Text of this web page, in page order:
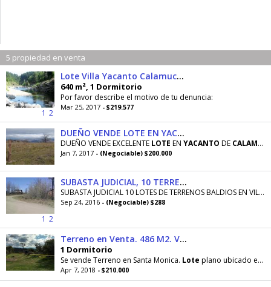
5 propiedad en venta
1 2
Lote Villa Yacanto Calamuchita
640 m², 1 Dormitorio
Por favor describe el motivo de tu denuncia:
Mar 25, 2017 - $219.577
DUEÑO VENDE LOTE EN YACANTO CALAMUCHITA
DUEÑO VENDE EXCELENTE LOTE EN YACANTO DE CALAMUCHITA
Jan 7, 2017 - (Negociable) $200.000
1 2
SUBASTA JUDICIAL, 10 TERRENOS EN VILLA YACANTO, 1 TERRENO VILLA RUMIPAL CALAMUCHITA
SUBASTA JUDICIAL 10 LOTES DE TERRENOS BALDIOS EN VILLA
Sep 24, 2016 - (Negociable) $288
Terreno en Venta. 486 M2. Venta de terreno en Santa Rosa
1 Dormitorio
Se vende Terreno en Santa Monica. Lote plano ubicado en la parte alta de este peculiar barrio
Apr 7, 2018 - $210.000